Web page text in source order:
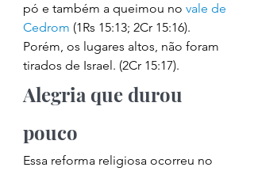
pó e também a queimou no vale de
Cedrom (1Rs 15:13; 2Cr 15:16).
Porém, os lugares altos, não foram
tirados de Israel. (2Cr 15:17).
Alegria que durou
pouco
Essa reforma religiosa ocorreu no